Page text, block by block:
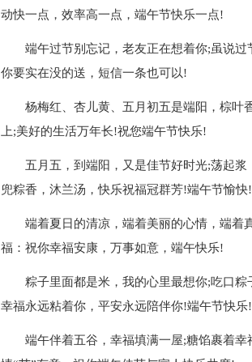
动快一点，效率高一点，端午节快乐一点!
端午过节别忘记，老友正在想着你;虽说
你要实在没的送，短信一条也可以!
杨梅红、杏儿黄、五月初五是端阳，棕叶
上;美好的生活万年长!祝您端午节快乐!
五月五，到端阳，又是佳节好时光;荡起
兜粽香，沐兰汤，快乐祝福冠群芳!端午节愉快!
端着夏日的清凉，端着美丽的心情，端着
福：祝你幸福安康，万事如意，端午快乐!
粽子里面都是米，我的心里最想你;吃口
幸福永远粘着你，平安永远陪伴你!端午节快乐!
端午伴着五谷，幸福填满一屋;糖馅裹着